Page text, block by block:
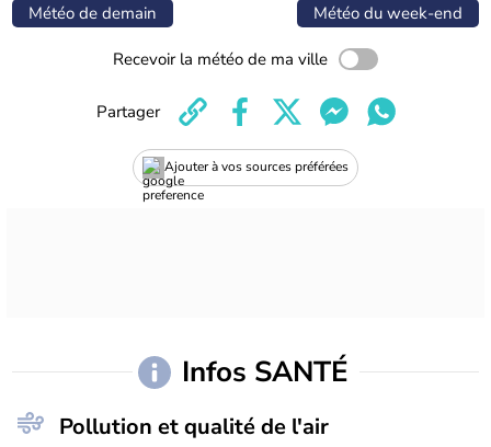
Météo de demain Météo du week-end
Recevoir la météo de ma ville
Ajouter à vos sources préférées
Partager
Infos SANTÉ
Pollution et qualité de l'air